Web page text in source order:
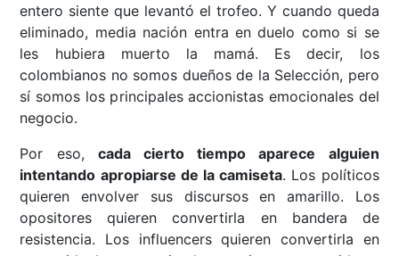
entero siente que levantó el trofeo. Y cuando queda
eliminado, media nación entra en duelo como si se
les hubiera muerto la mamá. Es decir, los
colombianos no somos dueños de la Selección, pero
sí somos los principales accionistas emocionales del
negocio.
Por eso, cada cierto tiempo aparece alguien
intentando apropiarse de la camiseta. Los políticos
quieren envolver sus discursos en amarillo. Los
opositores quieren convertirla en bandera de
resistencia. Los influencers quieren convertirla en